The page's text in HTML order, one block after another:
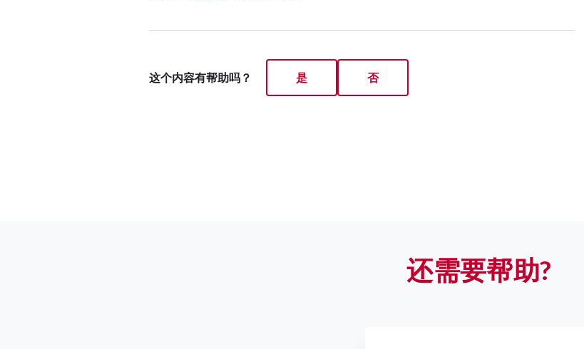
这个内容有帮助吗？ 是 否
还需要帮助?